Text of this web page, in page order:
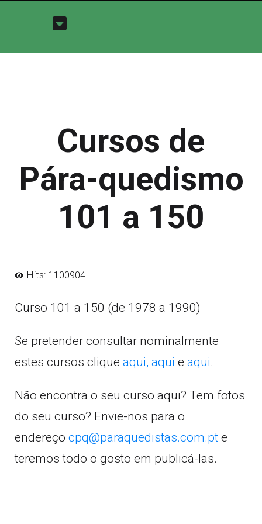
Cursos de
Pára-quedismo
101 a 150
Hits: 1100904
Curso 101 a 150 (de 1978 a 1990)
Se pretender consultar nominalmente
estes cursos clique aqui, aqui e aqui.
Não encontra o seu curso aqui? Tem fotos
do seu curso? Envie-nos para o
endereço cpq@paraquedistas.com.pt e
teremos todo o gosto em publicá-las.